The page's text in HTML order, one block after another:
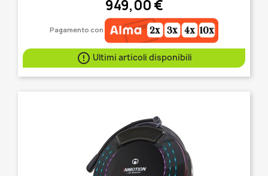
949,00 €
Pagamento con
 Ultimi articoli disponibili